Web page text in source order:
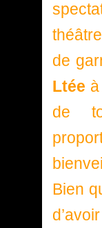
de
Ltée
de
Bien